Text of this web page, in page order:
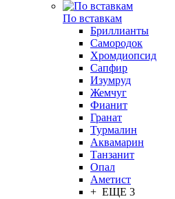
По вставкам
Бриллианты
Самородок
Хромдиопсид
Сапфир
Изумруд
Жемчуг
Фианит
Гранат
Турмалин
Аквамарин
Танзанит
Опал
Аметист
+ ЕЩЕ 3